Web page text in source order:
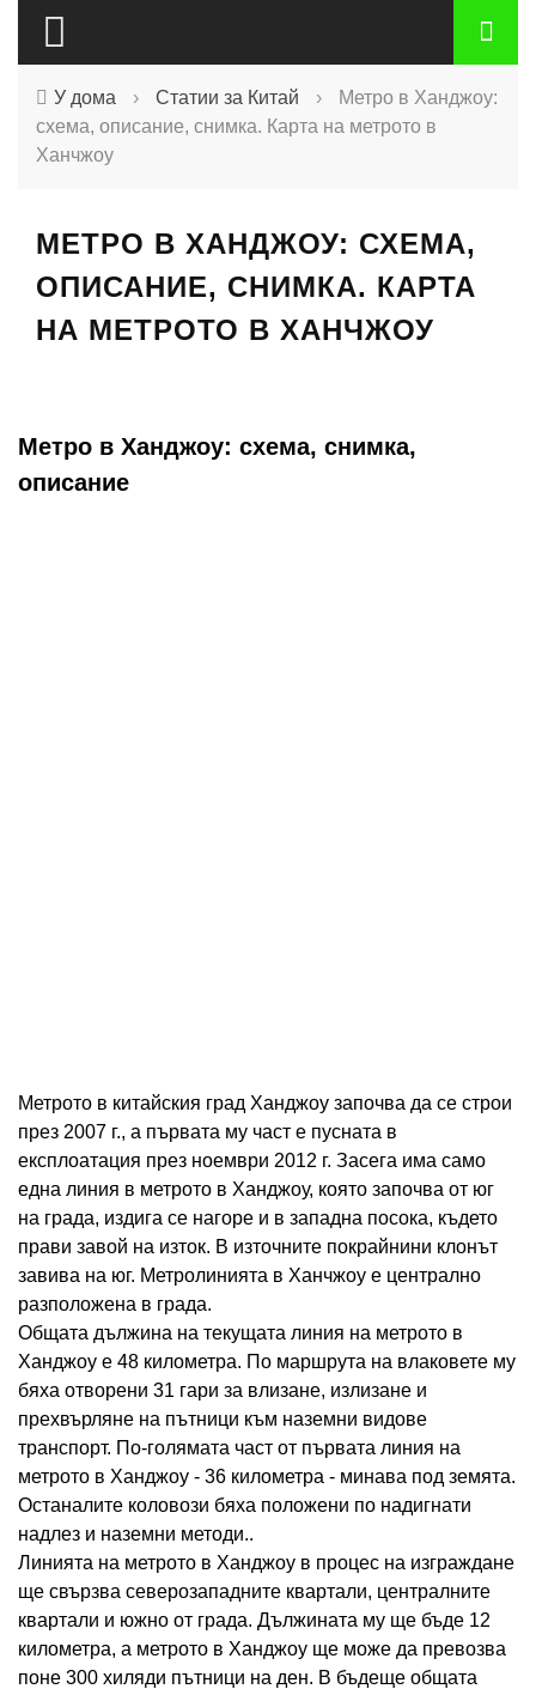
У дома › Статии за Китай ›
Метро в Ханджоу:
схема, описание, снимка. Карта на метрото в
Ханчжоу
МЕТРО В ХАНДЖОУ: СХЕМА,
ОПИСАНИЕ, СНИМКА. КАРТА
НА МЕТРОТО В ХАНЧЖОУ
Метро в Ханджоу: схема, снимка,
описание
Метрото в китайския град Ханджоу започва да се строи
през 2007 г., а първата му част е пусната в
експлоатация през ноември 2012 г. Засега има само
една линия в метрото в Ханджоу, която започва от юг
на града, издига се нагоре и в западна посока, където
прави завой на изток. В източните покрайнини клонът
завива на юг. Метролинията в Ханчжоу е централно
разположена в града.
Общата дължина на текущата линия на метрото в
Ханджоу е 48 километра. По маршрута на влаковете му
бяха отворени 31 гари за влизане, излизане и
прехвърляне на пътници към наземни видове
транспорт. По-голямата част от първата линия на
метрото в Ханджоу - 36 километра - минава под земята.
Останалите коловози бяха положени по надигнати
надлез и наземни методи..
Линията на метрото в Ханджоу в процес на изграждане
ще свързва северозападните квартали, централните
квартали и южно от града. Дължината му ще бъде 12
километра, а метрото в Ханджоу ще може да превозва
поне 300 хиляди пътници на ден. В бъдеще общата